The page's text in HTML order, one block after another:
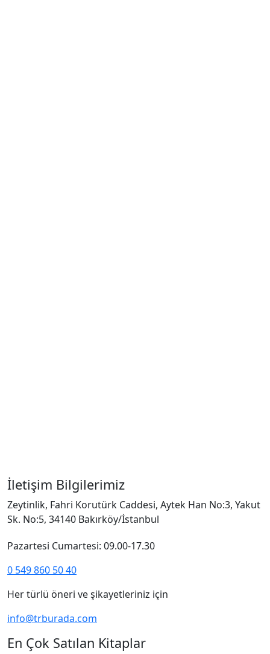
İletişim Bilgilerimiz
Zeytinlik, Fahri Korutürk Caddesi, Aytek Han No:3, Yakut
Sk. No:5, 34140 Bakırköy/İstanbul
Pazartesi Cumartesi: 09.00-17.30
0 549 860 50 40
Her türlü öneri ve şikayetleriniz için
info@trburada.com
En Çok Satılan Kitaplar